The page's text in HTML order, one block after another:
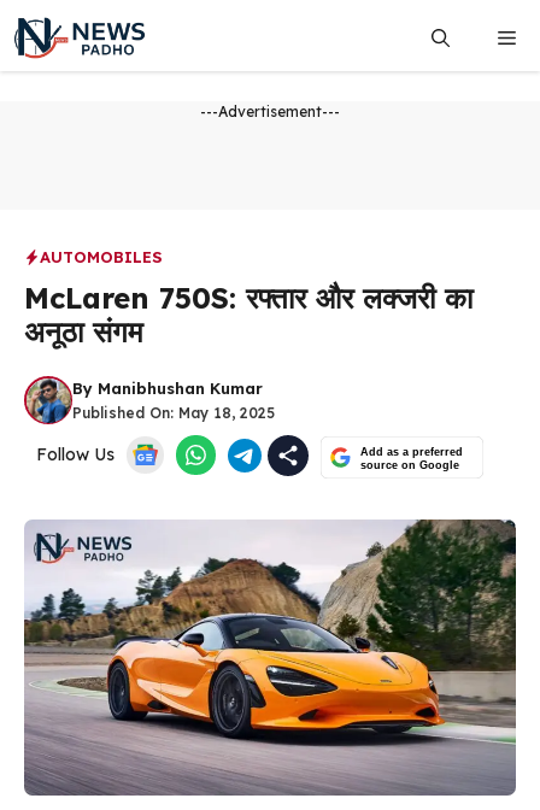
Skip
to
content
---Advertisement---
AUTOMOBILES
McLaren 750S: रफ्तार और लक्जरी का
अनूठा संगम
By Manibhushan Kumar
Published On: May 18, 2025
Follow Us
Add as a preferred
source on Google